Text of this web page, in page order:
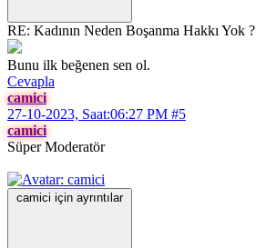
RE: Kadının Neden Boşanma Hakkı Yok ?
Bunu ilk beğenen sen ol.
Cevapla
camici
27-10-2023, Saat:06:27 PM #5
camici
Süper Moderatör
camici için ayrıntılar